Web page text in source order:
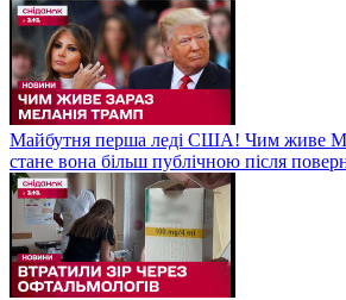
Майбутня перша леді США! Чим живе
стане вона більш публічною після